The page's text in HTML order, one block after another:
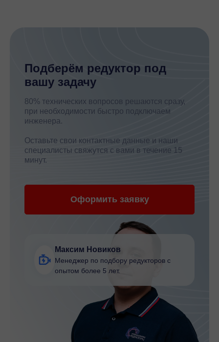
Подберём редуктор под
вашу задачу
80% технических вопросов решаются сразу,
при необходимости быстро подключаем
инженера.
Оставьте свои контактные данные и наши
специалисты свяжутся с вами в течение 15
минут.
Оформить заявку
Максим Новиков
Менеджер по подбору редукторов с
опытом более 5 лет.